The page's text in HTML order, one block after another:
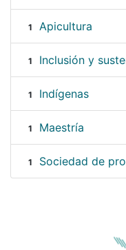
1 Apicultura
1 Inclusión y
1 Indígenas
1 Maestría
1 Sociedad de